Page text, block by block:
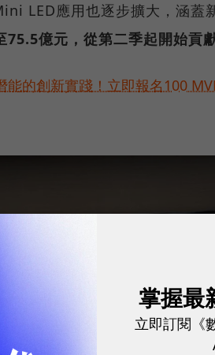
LED應用也逐步擴大，涵蓋
億元，從第二季起開始貢獻
的創新實踐！立即報名100
掌握最
立即訂閱《